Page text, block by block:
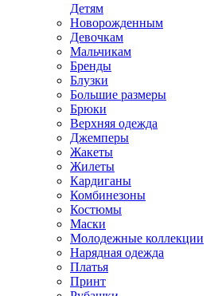
Детям
Новорожденным
Девочкам
Мальчикам
Бренды
Блузки
Большие размеры
Брюки
Верхняя одежда
Джемперы
Жакеты
Жилеты
Кардиганы
Комбинезоны
Костюмы
Маски
Молодежные коллекции
Нарядная одежда
Платья
Принт